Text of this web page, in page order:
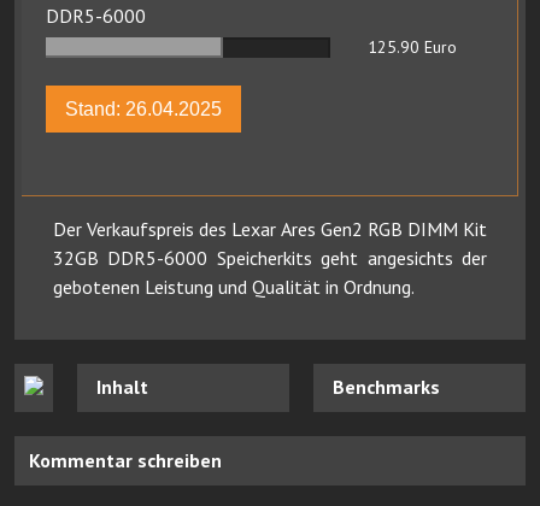
DDR5-6000
125.90 Euro
Stand: 26.04.2025
Der Verkaufspreis des Lexar Ares Gen2 RGB DIMM Kit
32GB DDR5-6000 Speicherkits geht angesichts der
gebotenen Leistung und Qualität in Ordnung.
Inhalt Benchmarks
Kommentar schreiben